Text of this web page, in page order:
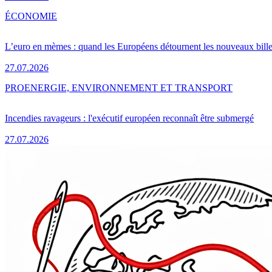
L’euro en mèmes : quand les Européens détournent les nouveaux
27.07.2026
ÉCONOMIE
Incendies ravageurs : l'exécutif européen reconnaît être submergé
27.07.2026
PROENERGIE, ENVIRONNEMENT ET TRANSPORT